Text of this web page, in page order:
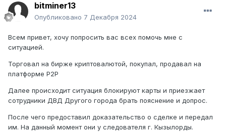
bitminer13
Опубликовано 7 Декабря 2024
Всем привет, хочу попросить вас всех помочь мне с
ситуацией.
Торговал на бирже криптовалютой, покупал, продавал на
платформе P2P
Далее происходит ситуация блокируют карты и приезжает
сотрудники ДВД Другого города брать пояснение и допрос.
После чего предоставил доказательство о сделке и передал
им. На данный момент они у следователя г. Кызылорды.